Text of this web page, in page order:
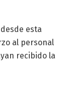
esta
al personal
recibido la